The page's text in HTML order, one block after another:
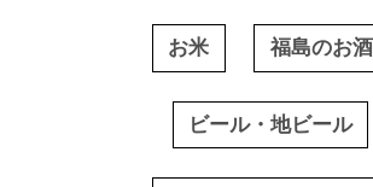
お米 福島のお酒
ビール・地ビール